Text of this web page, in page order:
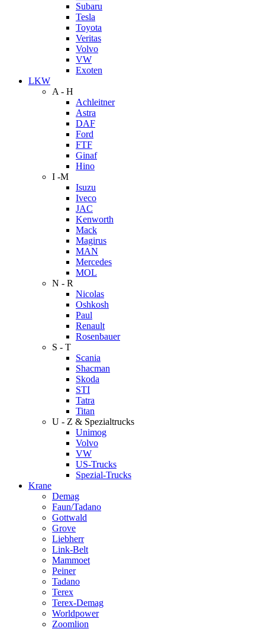
Subaru
Tesla
Toyota
Veritas
Volvo
VW
Exoten
LKW
A - H
Achleitner
Astra
DAF
Ford
FTF
Ginaf
Hino
I -M
Isuzu
Iveco
JAC
Kenworth
Mack
Magirus
MAN
Mercedes
MOL
N - R
Nicolas
Oshkosh
Paul
Renault
Rosenbauer
S - T
Scania
Shacman
Skoda
STI
Tatra
Titan
U - Z & Spezialtrucks
Unimog
Volvo
VW
US-Trucks
Spezial-Trucks
Krane
Demag
Faun/Tadano
Gottwald
Grove
Liebherr
Link-Belt
Mammoet
Peiner
Tadano
Terex
Terex-Demag
Worldpower
Zoomlion